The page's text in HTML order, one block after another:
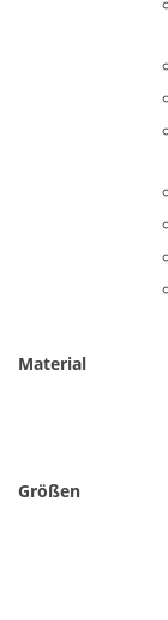
Material
Größen